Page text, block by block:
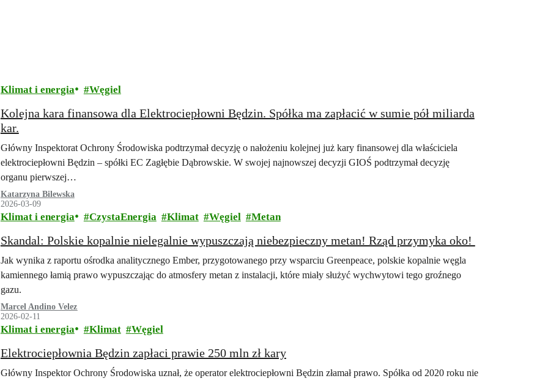
Klimat i energia Węgiel
Kolejna kara finansowa dla Elektrociepłowni Będzin. Spółka ma zapłacić w sumie pół miliarda
kar.
Główny Inspektorat Ochrony Środowiska podtrzymał decyzję o nałożeniu kolejnej już kary finansowej dla właściciela
elektrociepłowni Będzin – spółki EC Zagłębie Dąbrowskie. W swojej najnowszej decyzji GIOŚ podtrzymał decyzję
organu pierwszej…
Katarzyna Bilewska
2026-03-09
Klimat i energia CzystaEnergia Klimat Węgiel Metan
Skandal: Polskie kopalnie nielegalnie wypuszczają niebezpieczny metan! Rząd przymyka oko!
Jak wynika z raportu ośrodka analitycznego Ember, przygotowanego przy wsparciu Greenpeace, polskie kopalnie węgla
kamiennego łamią prawo wypuszczając do atmosfery metan z instalacji, które miały służyć wychwytowi tego groźnego
gazu.
Marcel Andino Velez
2026-02-11
Klimat i energia Klimat Węgiel
Elektrociepłownia Będzin zapłaci prawie 250 mln zł kary
Główny Inspektor Ochrony Środowiska uznał, że operator elektrociepłowni Będzin złamał prawo. Spółka od 2020 roku nie